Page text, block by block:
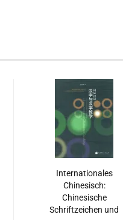
Internationales
Chinesisch:
Chinesische
Schriftzeichen und